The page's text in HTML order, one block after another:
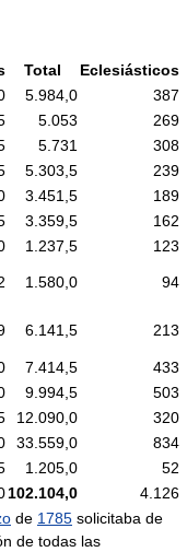
Total
Eclesiásticos
5.984,0
387
5.053
269
5.731
308
5.303,5
239
3.451,5
189
3.359,5
162
1.237,5
123
1.580,0 94
6.141,5 213
7.414,5
433
9.994,5
503
12.090,0
320
33.559,0
834
1.205,0
52
102.104,0
4.126
de 1785 solicitaba de
de todas las